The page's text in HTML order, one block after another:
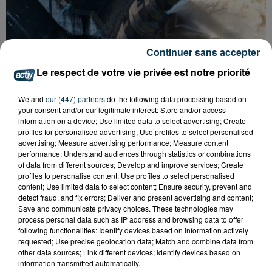
CYANOBACTÉRIES : LE PRÉFÊT PREND UN
ARRÊTÉ POUR LES ACTIVITÉS DE...
Le respect de votre vie privée est notre priorité
We and our (447) partnersdo the following data processing based on
your consent and/or our legitimate interest: Store and/or access
information on a device; Use limited data to select advertising; Create
profiles for personalised advertising; Use profiles to select personalised
advertising; Measure advertising performance; Measure content
performance; Understand audiences through statistics or combinations
of data from different sources; Develop and improve services; Create
profiles to personalise content; Use profiles to select personalised
content; Use limited data to select content; Ensure security, prevent and
detect fraud, and fix errors; Deliver and present advertising and content;
Save and communicate privacy choices. These technologies may
process personal data such as IP address and browsing data to offer
following functionalities: Identify devices based on information actively
requested; Use precise geolocation data; Match and combine data from
other data sources; Link different devices; Identify devices based on
information transmitted automatically.
Continuer sans accepter